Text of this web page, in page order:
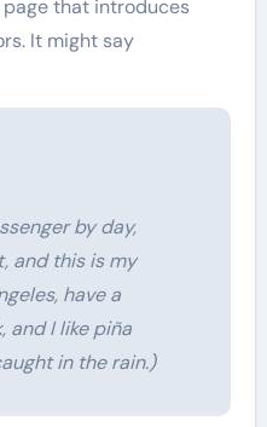
that introduces
It might say
by day,
and this is my
have a
and I like piña
in the rain.)